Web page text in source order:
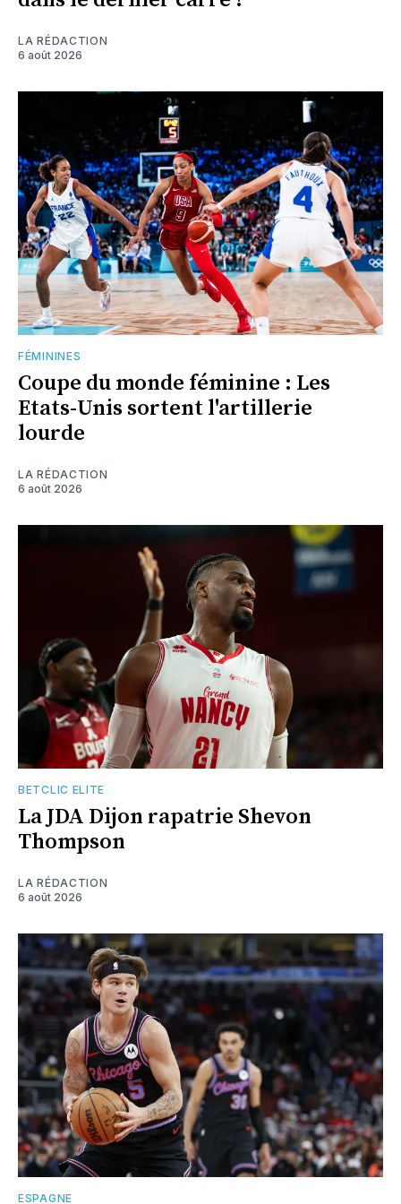
LA RÉDACTION
6 août 2026
FÉMININES
Coupe du monde féminine : Les
Etats-Unis sortent l'artillerie
lourde
LA RÉDACTION
6 août 2026
BETCLIC ELITE
La JDA Dijon rapatrie Shevon
Thompson
LA RÉDACTION
6 août 2026
ESPAGNE